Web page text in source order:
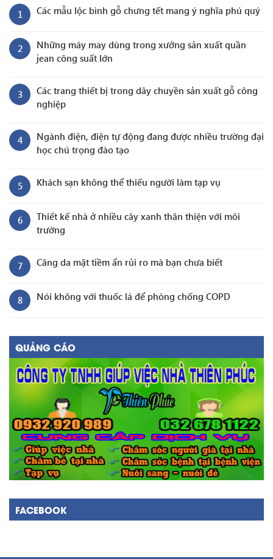
1 Các mẫu lộc bình gỗ chưng tết mang ý nghĩa phú quý
2
Những máy may dùng trong xưởng sản xuất quần
jean công suất lớn
3
Các trang thiết bị trong dây chuyền sản xuất gỗ công
nghiệp
4
Ngành điện, điện tự động đang được nhiều trường đại
học chú trọng đào tạo
5 Khách sạn không thể thiếu người làm tạp vụ
6
Thiết kế nhà ở nhiều cây xanh thân thiện với môi
trường
7 Căng da mặt tiềm ẩn rủi ro mà bạn chưa biết
8 Nói không với thuốc lá để phòng chống COPD
QUẢNG CÁO
FACEBOOK